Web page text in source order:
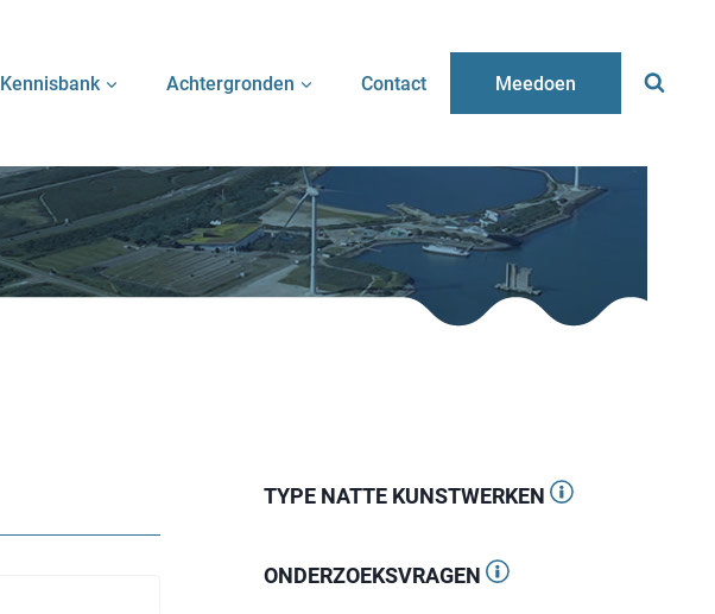
Kennisbank Achtergronden Contact Meedoen
TYPE NATTE KUNSTWERKEN
ONDERZOEKSVRAGEN